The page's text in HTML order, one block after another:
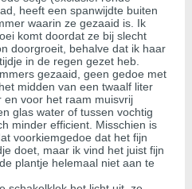
heeft een spanwijdte buiten
waarin ze gezaaid is. Ik
komt doordat ze bij slecht
doorgroeit, behalve dat ik haar
in de regen gezet heb.
gezaaid, geen gedoe met
midden van een twaalf liter
voor het raam muisvrij
glas water of tussen vochtig
minder efficient. Misschien is
voorkiemgedoe dat het fijn
doet, maar ik vind het juist fijn
plantje helemaal niet aan te